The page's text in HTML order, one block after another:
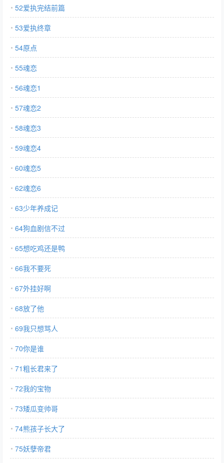
52爱执完结前篇
53爱执终章
54原点
55魂恋
56魂恋1
57魂恋2
58魂恋3
59魂恋4
60魂恋5
62魂恋6
63少年养成记
64狗血剧信不过
65想吃鸡还是鸭
66我不要死
67外挂好啊
68放了他
69我只想骂人
70你是谁
71粗长君来了
72我的宝物
73矮瓜变帅哥
74熊孩子长大了
75妖孽帝君